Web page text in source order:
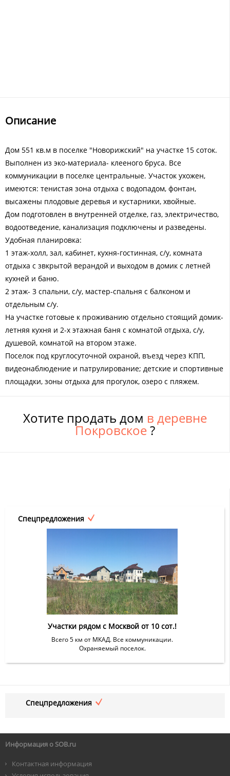
Описание
Дом 551 кв.м в поселке "Новорижский" на участке 15 соток.
Выполнен из эко-материала- клееного бруса. Все
коммуникации в поселке центральные. Участок ухожен,
имеются: тенистая зона отдыха с водопадом, фонтан,
высажены плодовые деревья и кустарники, хвойные.
Дом подготовлен в внутренней отделке, газ, электричество,
водоотведение, канализация подключены и разведены.
Удобная планировка:
1 этаж-холл, зал, кабинет, кухня-гостинная, с/у, комната
отдыха с звкрытой верандой и выходом в домик с летней
кухней и баню.
2 этаж- 3 спальни, с/у, мастер-спальня с балконом и
отдельным с/у.
На участке готовые к проживанию отдельно стоящий домик-
летняя кухня и 2-х этажная баня с комнатой отдыха, с/у,
душевой, комнатой на втором этаже.
Поселок под круглосуточной охраной, въезд через КПП,
видеонаблюдение и патрулирование; детские и спортивные
площадки, зоны отдыха для прогулок, озеро с пляжем.
Хотите продать дом в деревне
Покровское?
Спецпредложения
Участки рядом с Москвой от 10 сот.!
Всего 5 км от МКАД. Все коммуникации.
Охраняемый поселок.
Спецпредложения
Информация о SOB.ru
Контактная информация